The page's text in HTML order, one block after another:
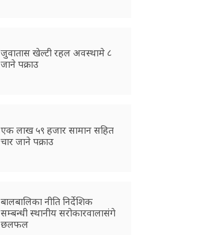
जुवातास खेल्टी रहल अवस्थामे ८
जाने पक्राउ
एक लाख ५९ हजार सामान सहित
चार जाने पक्राउ
बालबालिका नीति निर्देशिक
सम्बन्धी स्थानीय सरोकारवालासंगे
छलफल